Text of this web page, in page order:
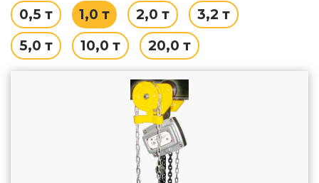
0,5 т
1,0 т 2,0 т
3,2 т
5,0 т
10,0 т 20,0 т